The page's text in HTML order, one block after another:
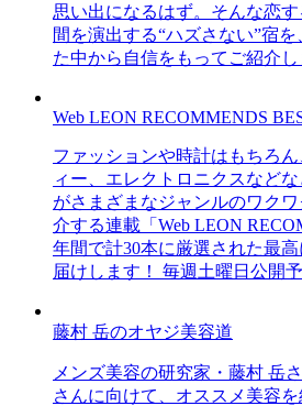
思い出になるはず。そんな恋
間を演出する“ハズさない”宿
た中から自信をもってご紹介し
Web LEON RECOMMENDS
ファッションや時計はもちろ
ィー、エレクトロニクスなど
がさまざまなジャンルのワク
介する連載「Web LEON
年間で計30本に厳選された最
届けします！ 毎週土曜日公開予
藤村 岳のオヤジ美容道
メンズ美容の研究家・藤村 岳
さんに向けて、オススメ美容